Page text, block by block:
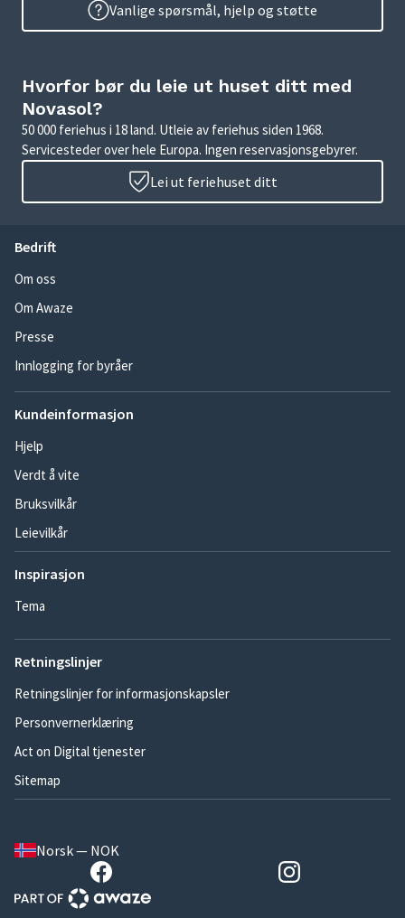
Vanlige spørsmål, hjelp og støtte
Hvorfor bør du leie ut huset ditt med
Novasol?
50 000 feriehus i 18 land. Utleie av feriehus siden 1968.
Servicesteder over hele Europa. Ingen reservasjonsgebyrer.
Lei ut feriehuset ditt
Bedrift
Om oss
Om Awaze
Presse
Innlogging for byråer
Kundeinformasjon
Hjelp
Verdt å vite
Bruksvilkår
Leievilkår
Inspirasjon
Tema
Retningslinjer
Retningslinjer for informasjonskapsler
Personvernerklæring
Act on Digital tjenester
Sitemap
Norsk — NOK